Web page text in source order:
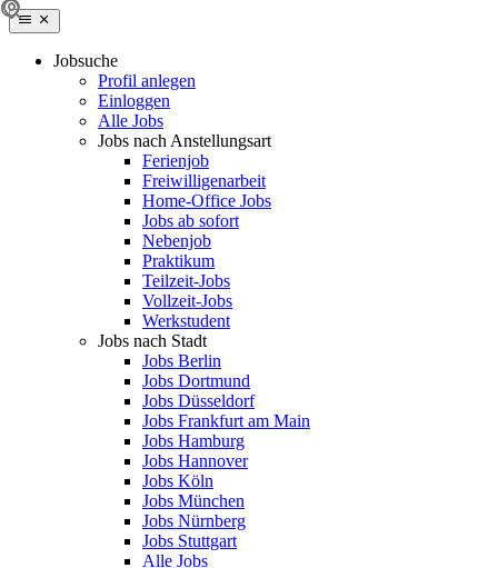
Jobsuche
Profil anlegen
Einloggen
Alle Jobs
Jobs nach Anstellungsart
Ferienjob
Freiwilligenarbeit
Home-Office Jobs
Jobs ab sofort
Nebenjob
Praktikum
Teilzeit-Jobs
Vollzeit-Jobs
Werkstudent
Jobs nach Stadt
Jobs Berlin
Jobs Dortmund
Jobs Düsseldorf
Jobs Frankfurt am Main
Jobs Hamburg
Jobs Hannover
Jobs Köln
Jobs München
Jobs Nürnberg
Jobs Stuttgart
Alle Jobs